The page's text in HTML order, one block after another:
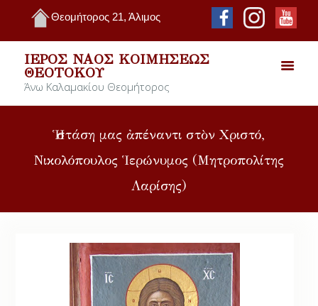
Θεομήτορος 21, Άλιμος
ΙΕΡΌΣ ΝΑΌΣ ΚΟΙΜΉΣΕΩΣ
ΘΕΟΤΌΚΟΥ
Άνω Καλαμακίου Θεομήτορος
Ἡ στάση μας ἀπέναντι στὸν Χριστό,
Νικολόπουλος Ἱερώνυμος (Μητροπολίτης
Λαρίσης)